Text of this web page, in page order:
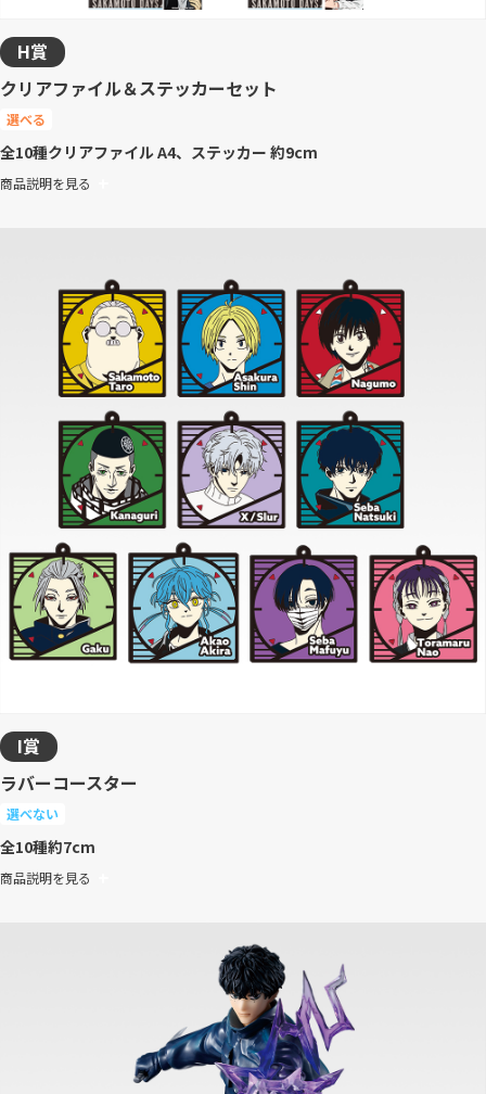
H賞
クリアファイル＆ステッカーセット
選べる
全10種クリアファイル A4、ステッカー 約9cm
商品説明を見る
I賞
ラバーコースター
選べない
全10種約7cm
商品説明を見る